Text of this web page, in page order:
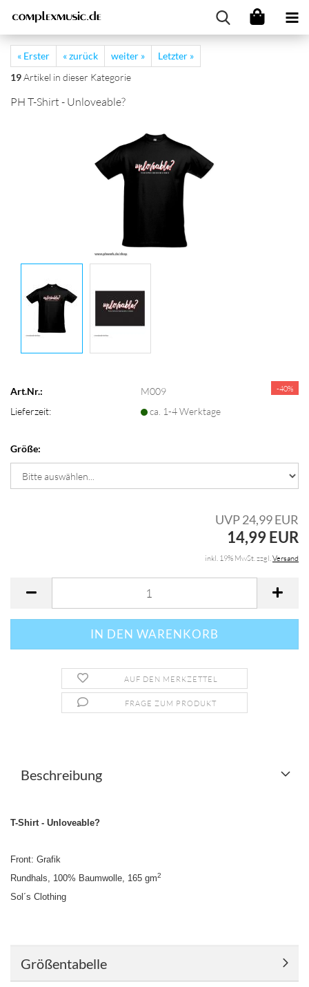
« Erster « zurück weiter »
Letzter »
19Artikel in dieser Kategorie
PH T-Shirt - Unloveable?
-40%
Art.Nr.:
M009
Lieferzeit:
ca. 1-4 Werktage
Größe:
UVP 24,99 EUR
14,99 EUR
inkl. 19% MwSt. zzgl.Versand
AUF DEN MERKZETTEL
FRAGE ZUM PRODUKT
Beschreibung
T-Shirt - Unloveable?
Front: Grafik
Rundhals, 100% Baumwolle, 165 gm2
Sol´s Clothing
Größentabelle